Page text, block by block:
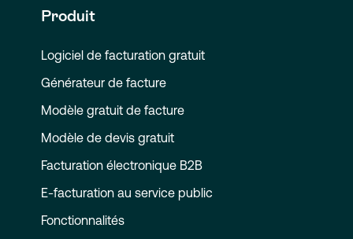
Produit
Logiciel de facturation gratuit
Générateur de facture
Modèle gratuit de facture
Modèle de devis gratuit
Facturation électronique B2B
E-facturation au service public
Fonctionnalités